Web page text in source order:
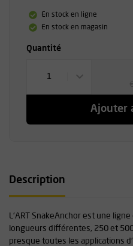
En stock en ligne
En stock en magasin
Quantité
1
Ajouter
Description
L'ART SnakeAnchor est une
longueurs différentes, 250 et
presque toutes les applications